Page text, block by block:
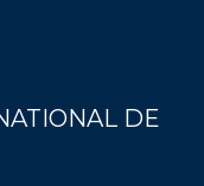
DE